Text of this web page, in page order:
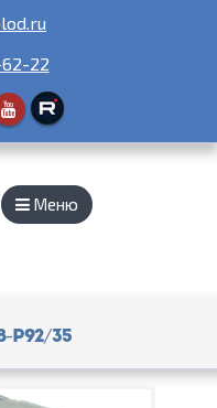
22
Меню
P92/35